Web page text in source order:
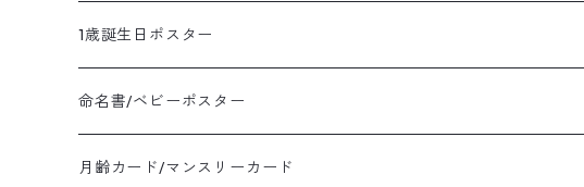
1歳誕生日ポスター
命名書/ベビーポスター
月齢カード/マンスリーカード